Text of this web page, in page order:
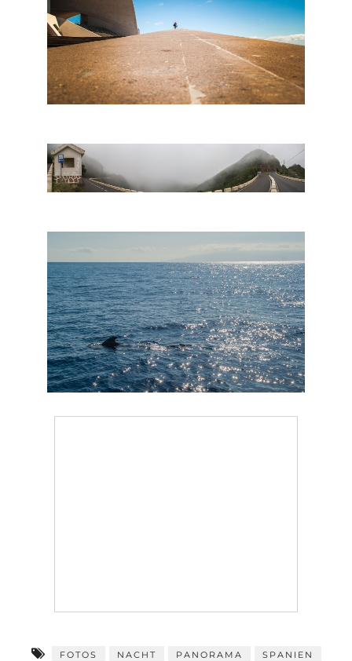
FOTOS NACHT PANORAMA
SPANIEN